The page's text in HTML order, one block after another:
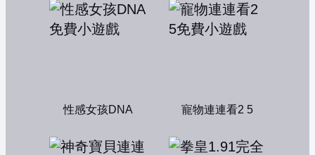
性感女孩DNA 寵物連連看2 5